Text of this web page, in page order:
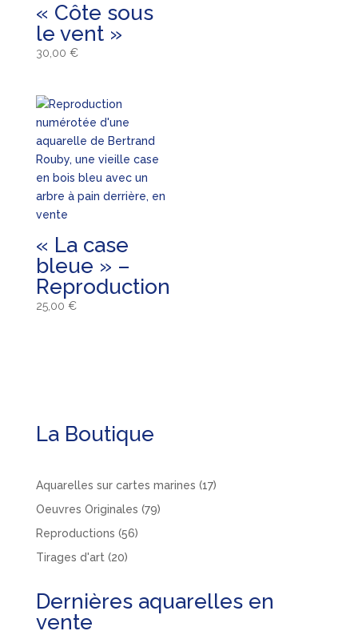
« Côte sous
le vent »
30,00 €
« La case
bleue » –
Reproduction
25,00 €
La Boutique
Aquarelles sur cartes marines 1717
Oeuvres Originales 7979
Reproductions 5656
Tirages d'art 2020
Dernières aquarelles en
vente